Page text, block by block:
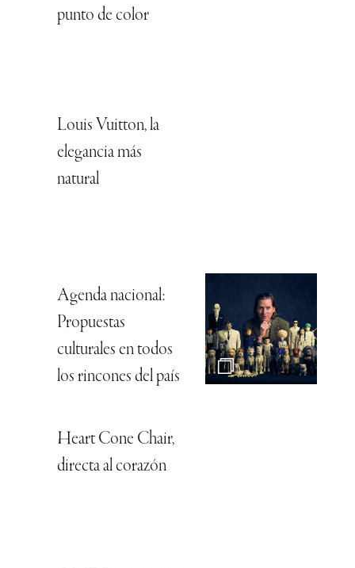
punto de color
Louis Vuitton, la
elegancia más
natural
Agenda nacional:
Propuestas
culturales en todos
los rincones del país
Heart Cone Chair,
directa al corazón